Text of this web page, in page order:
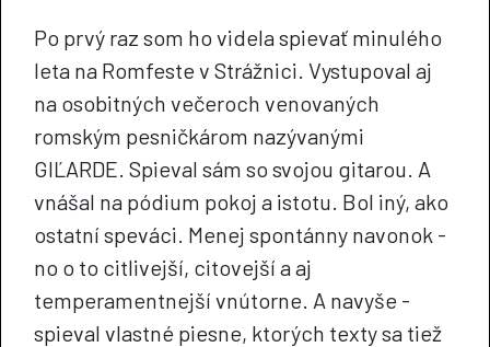
Po prvý raz som ho videla spievať minulého
leta na Romfeste v Strážnici. Vystupoval aj
na osobitných večeroch venovaných
romským pesničkárom nazývanými
GIĽARDE. Spieval sám so svojou gitarou. A
vnášal na pódium pokoj a istotu. Bol iný, ako
ostatní speváci. Menej spontánny navonok -
no o to citlivejší, citovejší a aj
temperamentnejší vnútorne. A navyše -
spieval vlastné piesne, ktorých texty sa tiež